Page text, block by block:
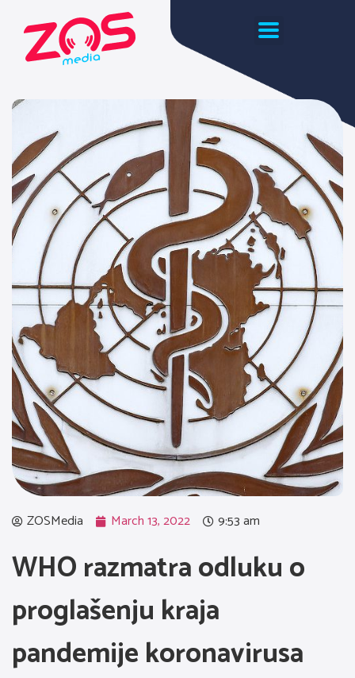
ZOSMedia March 13, 2022 9:53 am
WHO razmatra odluku o
proglašenju kraja
pandemije koronavirusa